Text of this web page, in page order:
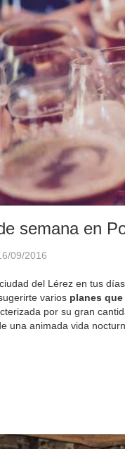
semana en
09/2016
del Lérez en tus
varios planes
por su gran
una animada vida